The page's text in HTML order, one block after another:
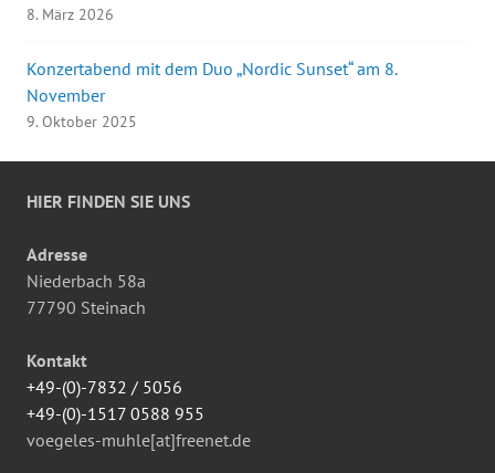
8. März 2026
Konzertabend mit dem Duo „Nordic Sunset“ am 8.
November
9. Oktober 2025
HIER FINDEN SIE UNS
Adresse
Niederbach 58a
77790 Steinach
Kontakt
+49-(0)-7832 / 5056
+49-(0)-1517 0588 955
voegeles-muhle[at]freenet.de